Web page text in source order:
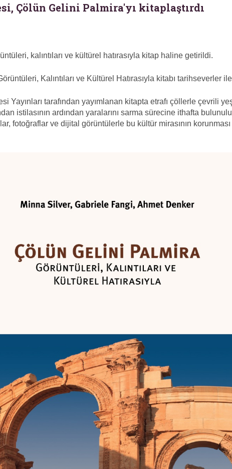
Çölün Gelini Palmira'yı kitaplaştırdı
kalıntıları ve kültürel hatırasıyla kitap haline getirildi.
Kalıntıları ve Kültürel Hatırasıyla kitabı tarihseverler
Yayınları tarafından yayımlanan kitapta etrafı çöllerle çevrili
istilasının ardından yaralarını sarma sürecine ithafta
fotoğraflar ve dijital görüntülerle bu kültür mirasının korunması